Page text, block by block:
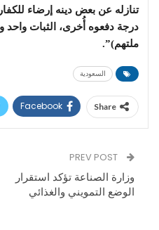
تنازله عن بعض دينه إرضاء
درجة دفعوه أُخرى، الثبات واحد
ملتهم)”.
السعودية
Share
Facebook
وزارة الصناعة تؤكد استقرار
الوضع التمويني والغذائي